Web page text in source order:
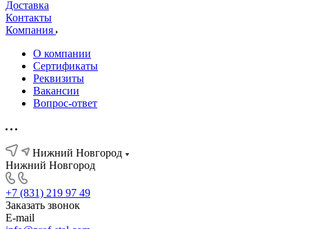
Доставка
Контакты
Компания
О компании
Сертификаты
Реквизиты
Вакансии
Вопрос-ответ
Нижний Новгород
Нижний Новгород
+7 (831) 219 97 49
Заказать звонок
E-mail